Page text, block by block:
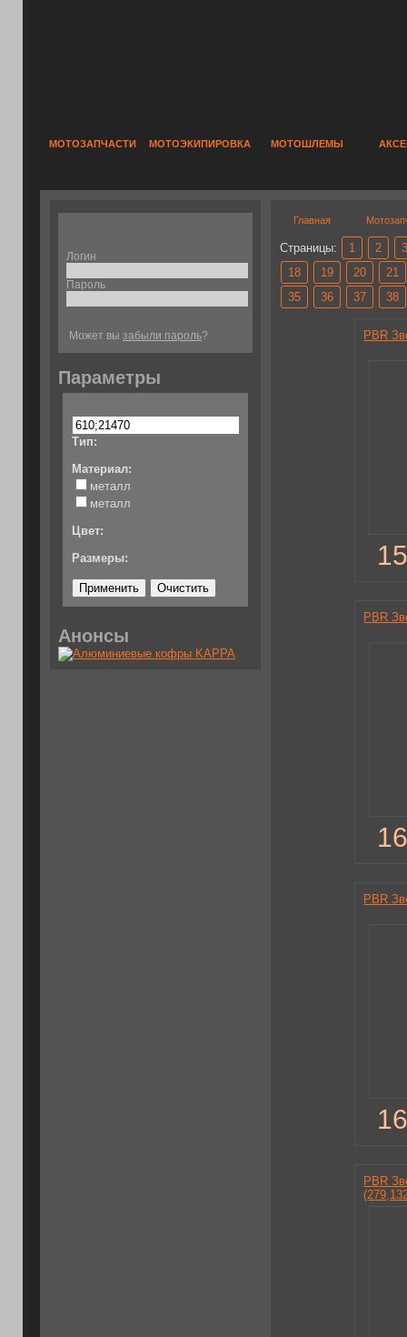
МОТОЗАПЧАСТИ МОТОЭКИПИРОВКА МОТОШЛЕМЫ
Логин
Пароль
Может вы забыли пароль?
Параметры
Тип:
Материал:
металл
металл
Цвет:
Размеры:
Анонсы
Главная
Страницы: 1 2
3
18
19 20
21
35
36 37 38
PBR
PBR
PBR
PBR